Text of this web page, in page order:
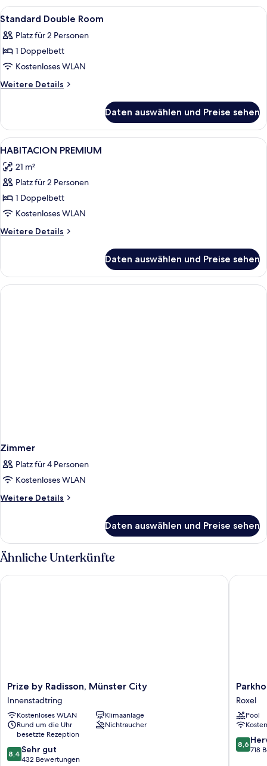
Alle
Fotos
für
Standard
Double
Room
Ein Hotelzimmer mit Bett,
2
Standard Double Room
Platz für 2 Personen
1 Doppelbett
Kostenloses WLAN
Weitere Details
Weitere
Double
Room
Daten auswählen und Preise sehen
Alle
Fotos
für
HABITACION
PREMIUM
anzeigen
Allergikerbettwaren, Schreibtisch,
3
HABITACION PREMIUM
21 m²
Platz für 2 Personen
1 Doppelbett
Kostenloses WLAN
Weitere Details
Weitere
PREMIUM
Daten auswählen und Preise sehen
Zimmer
Platz für 4 Personen
Kostenloses WLAN
Weitere Details
Weitere
Daten auswählen und Preise sehen
Ähnliche Unterkünfte
Prize
by
Radisson,
Münster
City
Innenstadtring
Prize by Radisson, Münster City
Innenstadtring
Kostenloses WLAN
Klimaanlage
Rund um die Uhr
besetzte Rezeption
Nichtraucher
8.4
von
8,4 Sehr gut
432 Bewertungen
Prize by Radisson, Münster City
Münster
Roxel
Roxel
Pool
8.6
von
8,6
718